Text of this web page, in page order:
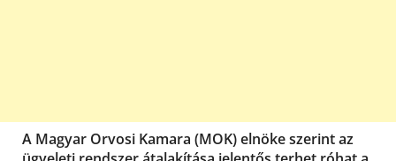
A Magyar Orvosi Kamara (MOK) elnöke szerint az